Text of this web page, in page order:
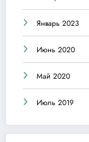
Январь 2023
Июнь 2020
Май 2020
Июль 2019